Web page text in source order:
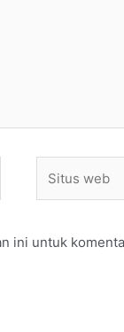
web
ini untuk